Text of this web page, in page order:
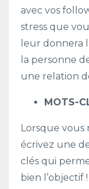
avec vos
stress que
leur donnera
la personne
une relation
MOTS-
Lorsque vous
écrivez une
clés qui
bien l’objectif !